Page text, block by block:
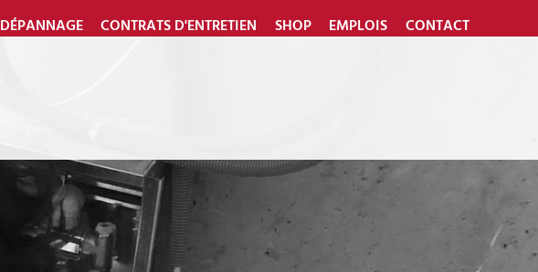
DÉPANNAGE CONTRATS D'ENTRETIEN SHOP EMPLOIS CONTACT